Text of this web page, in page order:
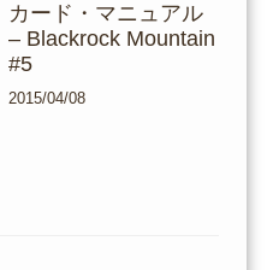
カード・マニュアル
– Blackrock Mountain
#5
2015/04/08